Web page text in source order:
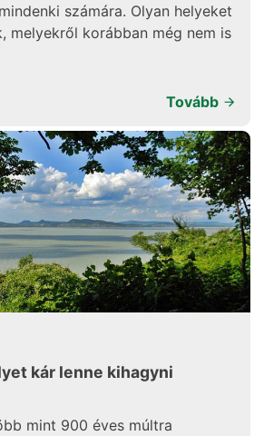
számára. Olyan helyeket
melyekről korábban még nem is
Tovább
kár lenne kihagyni
mint 900 éves múltra